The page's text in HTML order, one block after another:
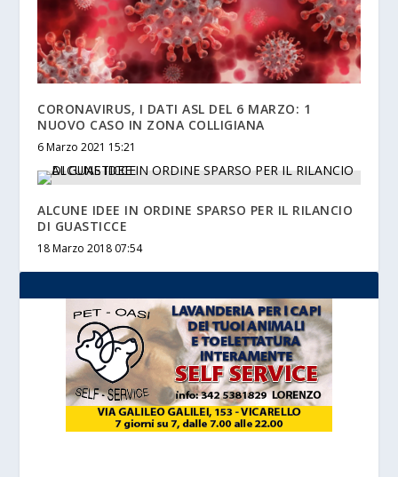
CORONAVIRUS, I DATI ASL DEL 6 MARZO: 1
NUOVO CASO IN ZONA COLLIGIANA
6 Marzo 2021 15:21
ALCUNE IDEE IN ORDINE SPARSO PER IL RILANCIO
DI GUASTICCE
18 Marzo 2018 07:54